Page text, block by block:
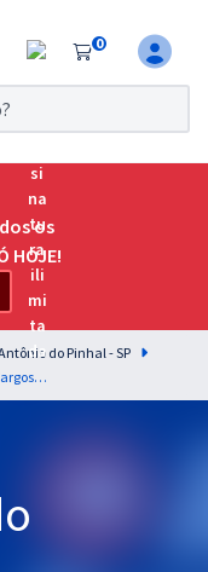
0
os
HOJE!
do Pinhal - SP
Santo Antônio do Pinhal - SP - Matemática Para os Cargos de Nível Superior